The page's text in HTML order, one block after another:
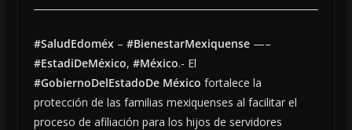
#SaludEdoméx– #BienestarMexiquense—–
#EstadiDeMéxico, #México.- El
#GobiernoDelEstadoDe México fortalece la
protección de las familias mexiquenses al facilitar el
proceso de afiliación para los hijos de servidores